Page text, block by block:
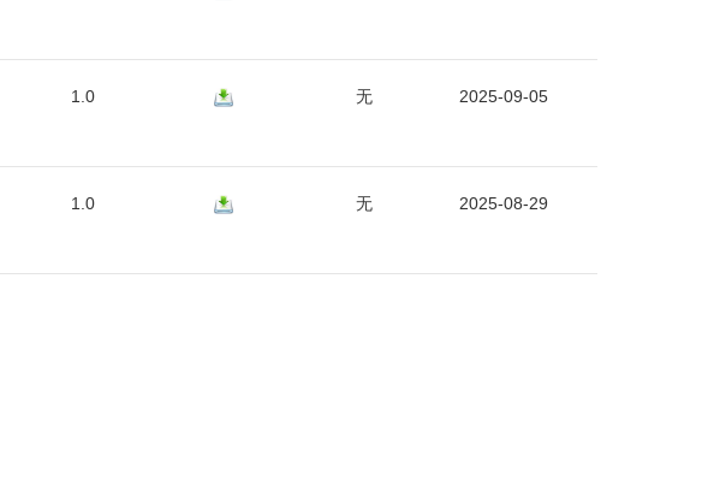
1.0 无 2025-09-05
1.0 无 2025-08-29